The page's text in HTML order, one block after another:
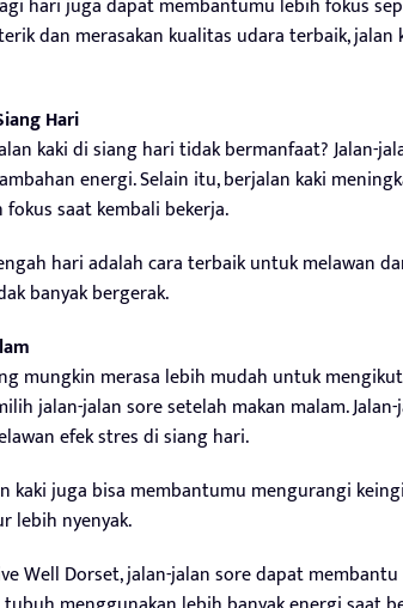
dan merasakan kualitas udara terbaik,
Hari
kaki di siang hari tidak bermanfaat? Jalan-
energi. Selain itu, berjalan kaki
saat kembali bekerja.
hari adalah cara terbaik untuk melawan
banyak bergerak.
mungkin merasa lebih mudah untuk
jalan-jalan sore setelah makan malam.
efek stres di siang hari.
kaki juga bisa membantumu mengurangi
lebih nyenyak.
Well Dorset, jalan-jalan sore dapat